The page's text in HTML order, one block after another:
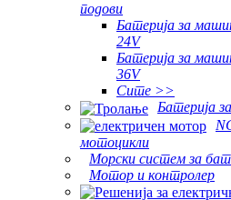
подови
Батерија за
24V
Батерија за
36V
Сите >>
Батерија
мотоцикли
Морски систем за
Мотор и контролер